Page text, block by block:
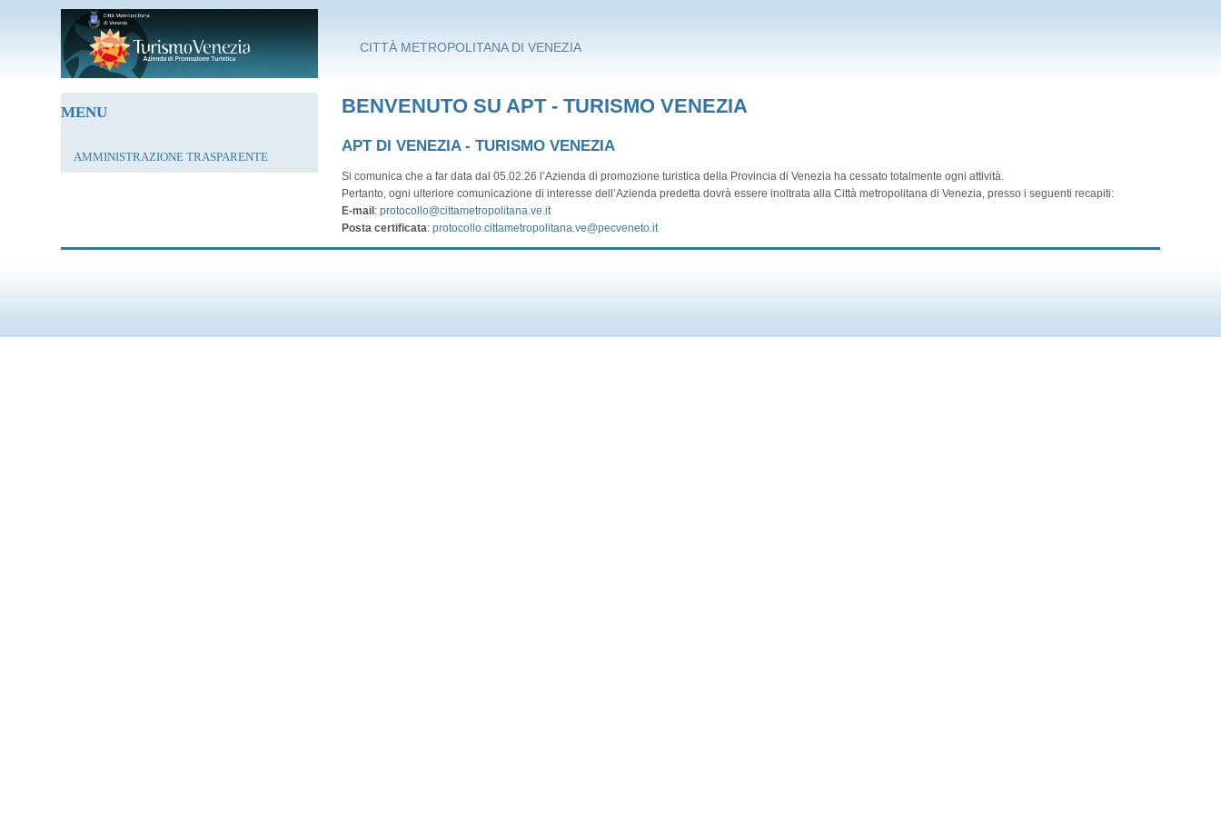
Salta al contenuto principale
CITTÀ METROPOLITANA DI VENEZIA
MENU
AMMINISTRAZIONE TRASPARENTE
BENVENUTO SU APT - TURISMO VENEZIA
APT DI VENEZIA - TURISMO VENEZIA
Si comunica che a far data dal 05.02.26 l’Azienda di promozione turistica della Provincia di Venezia ha cessato totalmente ogni attività.
Pertanto, ogni ulteriore comunicazione di interesse dell’Azienda predetta dovrà essere inoltrata alla Città metropolitana di Venezia, presso i seguenti recapiti:
E-mail:protocollo@cittametropolitana.ve.it
Posta certificata:protocollo.cittametropolitana.ve@pecveneto.it